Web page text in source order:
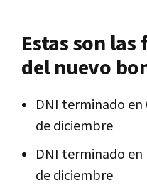
Estas son las
del nuevo
DNI terminado en
de diciembre
DNI terminado en
de diciembre